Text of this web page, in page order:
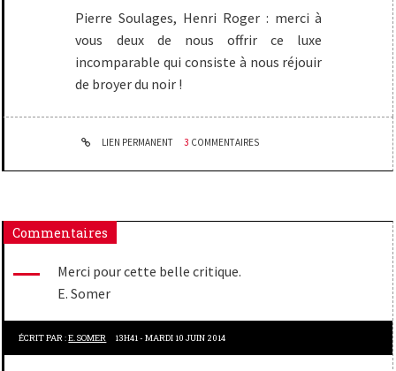
Pierre Soulages, Henri Roger : merci à
vous deux de nous offrir ce luxe
incomparable qui consiste à nous réjouir
de broyer du noir !
LIEN PERMANENT 3 COMMENTAIRES
Commentaires
Merci pour cette belle critique.
E. Somer
ÉCRIT PAR :E. SOMER 13H41-MARDI 10 JUIN 2014